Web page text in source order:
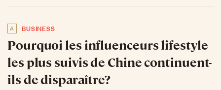
A BUSINESS
Pourquoi les influenceurs lifestyle
les plus suivis de Chine continuent-
ils de disparaître?